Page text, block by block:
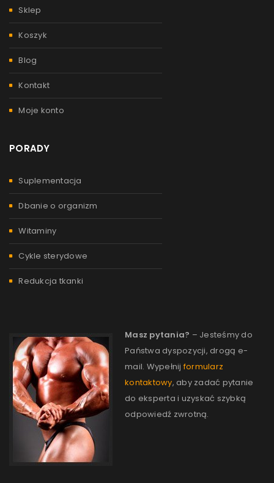
Sklep
Koszyk
Blog
Kontakt
Moje konto
PORADY
Suplementacja
Dbanie o organizm
Witaminy
Cykle sterydowe
Redukcja tkanki
Masz pytania? – Jesteśmy do
Państwa dyspozycji, drogą e-
mail. Wypełnijformularz
kontaktowy, aby zadać pytanie
do eksperta i uzyskać szybką
odpowiedź zwrotną.